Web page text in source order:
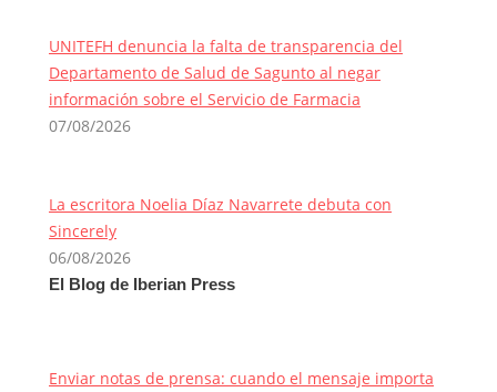
UNITEFH denuncia la falta de transparencia del
Departamento de Salud de Sagunto al negar
información sobre el Servicio de Farmacia
07/08/2026
La escritora Noelia Díaz Navarrete debuta con
Sincerely
06/08/2026
El Blog de Iberian Press
Enviar notas de prensa: cuando el mensaje importa